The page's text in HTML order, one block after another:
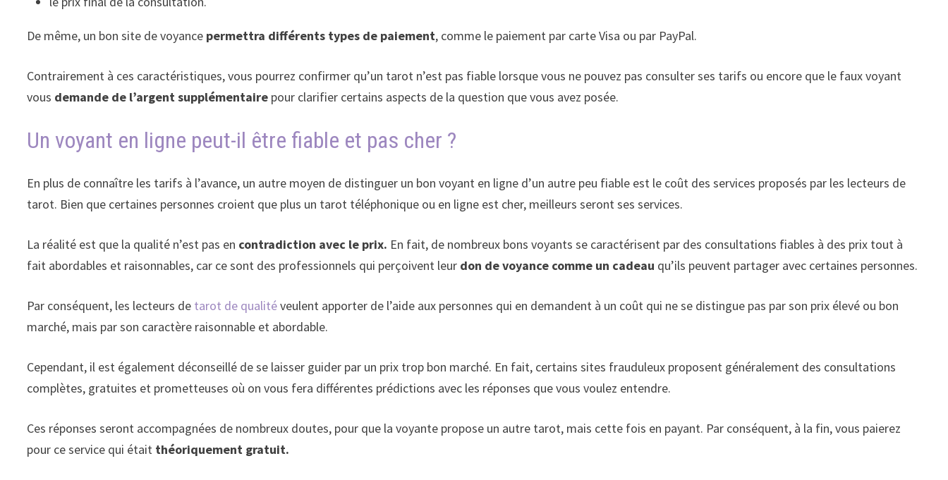
De même, un bon site de voyance permettra différents types de paiement, comme le paiement par carte Visa ou par PayPal.
Contrairement à ces caractéristiques, vous pourrez confirmer qu’un tarot n’est pas fiable lorsque vous ne pouvez pas consulter ses tarifs ou encore que le faux voyant
vous demande de l’argent supplémentaire pour clarifier certains aspects de la question que vous avez posée.
Un voyant en ligne peut-il être fiable et pas cher ?
En plus de connaître les tarifs à l’avance, un autre moyen de distinguer un bon voyant en ligne d’un autre peu fiable est le coût des services proposés par les lecteurs de
tarot. Bien que certaines personnes croient que plus un tarot téléphonique ou en ligne est cher, meilleurs seront ses services.
La réalité est que la qualité n’est pas en contradiction avec le prix. En fait, de nombreux bons voyants se caractérisent par des consultations fiables à des prix tout à
fait abordables et raisonnables, car ce sont des professionnels qui perçoivent leur don de voyance comme un cadeau qu’ils peuvent partager avec certaines personnes.
Par conséquent, les lecteurs de tarot de qualitéveulent apporter de l’aide aux personnes qui en demandent à un coût qui ne se distingue pas par son prix élevé ou bon
marché, mais par son caractère raisonnable et abordable.
Cependant, il est également déconseillé de se laisser guider par un prix trop bon marché. En fait, certains sites frauduleux proposent généralement des consultations
complètes, gratuites et prometteuses où on vous fera différentes prédictions avec les réponses que vous voulez entendre.
Ces réponses seront accompagnées de nombreux doutes, pour que la voyante propose un autre tarot, mais cette fois en payant. Par conséquent, à la fin, vous paierez
pour ce service qui était théoriquement gratuit.